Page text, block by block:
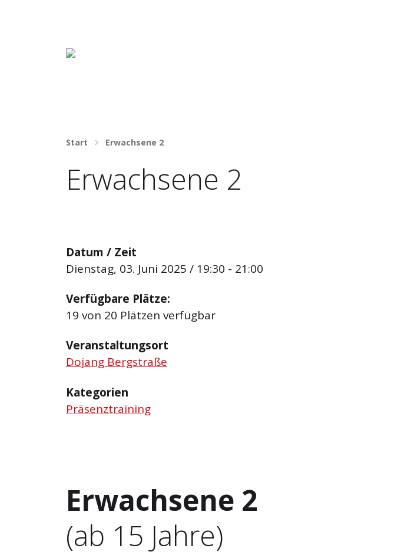
Häng nicht rum. Mach was draus!
Start Erwachsene 2
Erwachsene 2
Datum / Zeit
Dienstag, 03. Juni 2025 / 19:30 - 21:00
Verfügbare Plätze:
19 von 20 Plätzen verfügbar
Veranstaltungsort
Dojang Bergstraße
Kategorien
Präsenztraining
Erwachsene 2
(ab 15 Jahre)